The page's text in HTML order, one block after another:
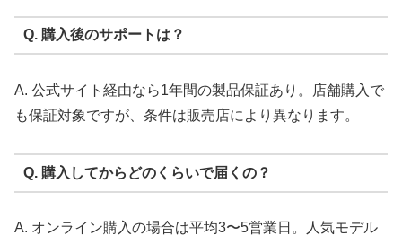
Q. 購入後のサポートは？
A. 公式サイト経由なら1年間の製品保証あり。店舗購入で
も保証対象ですが、条件は販売店により異なります。
Q. 購入してからどのくらいで届くの？
A. オンライン購入の場合は平均3〜5営業日。人気モデル